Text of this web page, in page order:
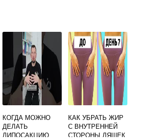
КОГДА МОЖНО
ДЕЛАТЬ
ЛИПОСАКЦИЮ
КАК УБРАТЬ ЖИР
С ВНУТРЕННЕЙ
СТОРОНЫ ЛЯШЕК